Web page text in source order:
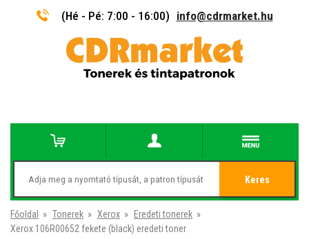
(Hé - Pé: 7:00 - 16:00) info@cdrmarket.hu
Keres
Főoldal » Tonerek » Xerox » Eredeti tonerek »
Xerox 106R00652 fekete (black) eredeti toner